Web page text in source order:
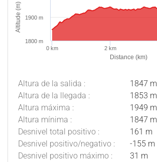
Distance (km)
Altitude (m)
0 km 2 km
1800 m
1900 m
Altura de la salida :
1847 m
Altura de la llegada :
1853 m
Altura máxima :
1949 m
Altura mínima :
1847 m
Desnivel total positivo :
161 m
Desnivel positivo/negativo :
-155 m
Desnivel positivo máximo :
31 m